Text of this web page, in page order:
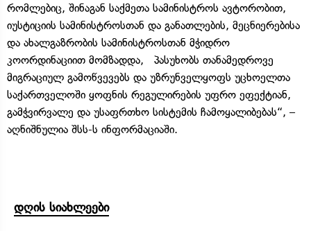
რომლებიც, შინაგან საქმეთა სამინისტროს ავტორობით,
იუსტიციის სამინისტროსთან და განათლების, მეცნიერებისა
და ახალგაზრობის სამინისტროსთან მჭიდრო
კოორდინაციით მომზადდა, პასუხობს თანამედროვე
მიგრაციულ გამოწვევებს და უზრუნველყოფს უცხოელთა
საქართველოში ყოფნის რეგულირების უფრო ეფექტიან,
გამჭვირვალე და უსაფრთხო სისტემის ჩამოყალიბებას“, –
აღნიშნულია შსს-ს ინფორმაციაში.
დღის სიახლეები